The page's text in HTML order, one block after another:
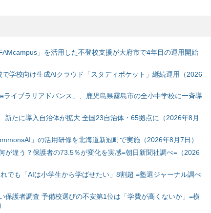
」を活用した不登校支援が大府市で4年目の運用開始
学校向け生成AIクラウド「スタディポケット」継続運用（2026
ライブラリアドバンス」、鹿児島県霧島市の全小中学校に一斉導
新たに導入自治体が拡大 全国23自治体・65拠点に（2026年8月
」の活用研修を北海道新冠町で実施（2026年8月7日）
が違う？保護者の73.5％が変化を実感=朝日新聞社調べ=（2026
でも「AIは小学生から学ばせたい」8割超 =塾選ジャーナル調べ
保護者調査 予備校選びの不安第1位は「学費が高くないか」=横